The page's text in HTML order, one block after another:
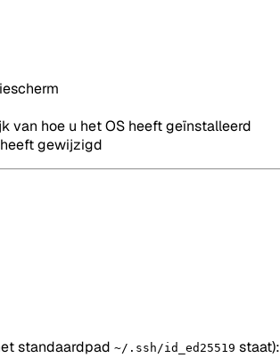
van hoe u het OS heeft geïnstalleerd
gewijzigd
standaardpad ~/.ssh/id_ed25519 staat):